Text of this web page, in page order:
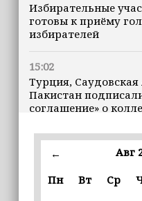
Избирательные
готовы к приёму
избирателей
15:02
Турция,
Пакистан
соглашение» о
14:58
Кадыров: сдача в
единственной
← Авг
Пн
Вт Ср